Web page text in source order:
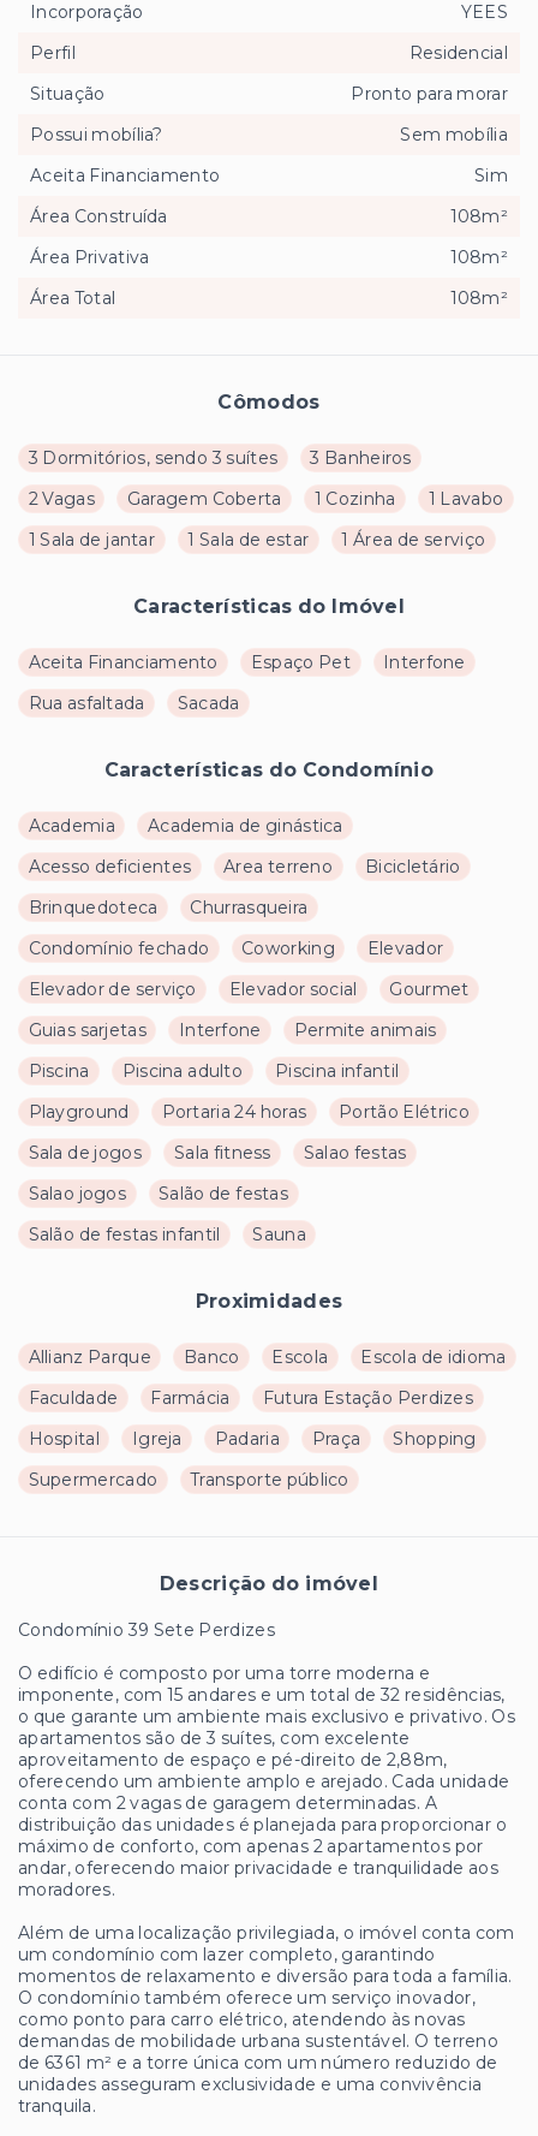
Cômodos
3 Dormitórios, sendo 3 suítes
3 Banheiros
2 Vagas
Garagem Coberta 1 Cozinha
1 Lavabo
1 Sala de jantar
1 Sala de estar 1 Área de serviço
Características do Imóvel
Aceita Financiamento Espaço Pet
Interfone
Rua asfaltada
Sacada
Características do Condomínio
Academia
Academia de ginástica
Acesso deficientes
Area terreno
Bicicletário
Brinquedoteca
Churrasqueira
Condomínio fechado
Coworking
Elevador
Elevador de serviço
Elevador social
Gourmet
Guias sarjetas
Interfone
Permite animais
Piscina
Piscina adulto
Piscina infantil
Playground
Portaria 24 horas
Portão Elétrico
Sala de jogos
Sala fitness
Salao festas
Salao jogos
Salão de festas
Salão de festas infantil
Sauna
Proximidades
Allianz Parque Banco Escola
Escola de idioma
Faculdade
Farmácia
Futura Estação Perdizes
Hospital
Igreja Padaria Praça
Shopping
Supermercado
Transporte público
Descrição do imóvel
Condomínio 39 Sete Perdizes
O edifício é composto por uma torre moderna e
imponente, com 15 andares e um total de 32 residências,
o que garante um ambiente mais exclusivo e privativo. Os
apartamentos são de 3 suítes, com excelente
aproveitamento de espaço e pé-direito de 2,88m,
oferecendo um ambiente amplo e arejado. Cada unidade
conta com 2 vagas de garagem determinadas. A
distribuição das unidades é planejada para proporcionar o
máximo de conforto, com apenas 2 apartamentos por
andar, oferecendo maior privacidade e tranquilidade aos
moradores.
Além de uma localização privilegiada, o imóvel conta com
um condomínio com lazer completo, garantindo
momentos de relaxamento e diversão para toda a família.
O condomínio também oferece um serviço inovador,
como ponto para carro elétrico, atendendo às novas
demandas de mobilidade urbana sustentável. O terreno
de 6361 m² e a torre única com um número reduzido de
unidades asseguram exclusividade e uma convivência
tranquila.
Incorporação
YEES
Perfil
Residencial
Situação
Pronto para morar
Possui mobília?
Sem mobília
Aceita Financiamento
Sim
Área Construída
108m²
Área Privativa
108m²
Área Total
108m²